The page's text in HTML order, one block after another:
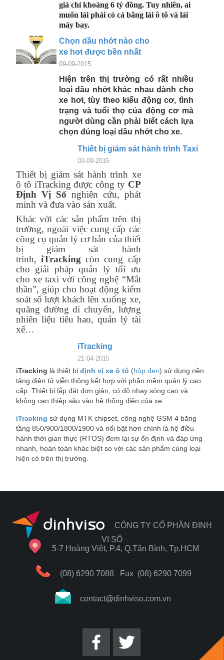
giá chỉ khoảng 6 tỷ đồng. Tuy nhiên, ai
muốn lái phải có cả bằng lái ô tô và lái
máy bay.
Chọn dầu nhớt nào cho
xe hơi được bền nhất
09-09-2015
Hiện trên thị trường có rất nhiều
loại dầu nhớt khác nhau dành cho
xe hơi,tùy theo kiểu động cơ, tình
trạng và tuổi thọ của động cơ mà
người dùngcần phải biết cách lựa
chọn đúng loại dầu nhớt cho xe.
Thiết bị giám sát hành trình Taxi
03-09-2015
Thiết bị giám sát hành trình xe
ô tô iTracking được công ty CP
Định Vị Sốnghiên cứu, phát
minh và đưa vào sản xuất.
Khác với các sản phẩm trên thị
trường, ngoài việc cung cấp các
công cụ quản lý cơ bản của thiết
bị giám sát hành
trình,iTracking còn cung cấp
cho giải pháp quản lý tối ưu
cho xe taxi với công nghệ “Mắt
thần”, giúp cho hoạt động kiểm
soát số lượt khách lên xuống xe,
quãng đường di chuyển, lượng
nhiên liệu tiêu hao, quản lý tài
xế…
iTracking
21-04-2015
iTracking là thiết bị định vị xe ô tô (hộp đen) sử dụng nền
tảng điện tử viễn thông kết hợp với phần mềm quản lý cao
cấp. Thiết bị lắp đặt đơn giản, có độ nhạy sóng cao và
không can thiệp sâu vào hệ thống điện của xe.
iTracking sử dụng MTK chipset, công nghệ GSM 4 băng
tầng 850/900/1800/1900 và nổi bật hơn chính là hệ điều
hành thời gian thực (RTOS) đem lại sự ổn định và đáp ứng
nhanh, hoàn toàn khác biệt so với các sản phẩm cùng loại
hiện có trên thị trường.
CÔNG TY CỔ PHẦN ĐỊNH
VỊ SỐ
5-7 Hoàng Việt, P.4, Q.Tân Bình, Tp.HCM
(08) 6290 7088 Fax (08) 6290 7099
contact@dinhviso.com.vn